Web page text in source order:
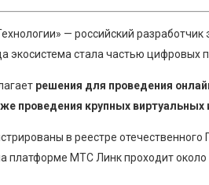
— российский
экосистема стала частью цифровых
решения для проведения
проведения крупных
в реестре
платформе МТС Линк проходит